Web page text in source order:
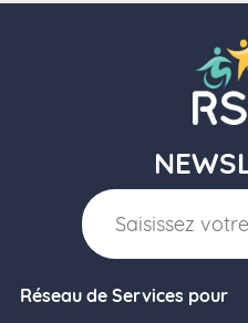
Réseau de Services pour